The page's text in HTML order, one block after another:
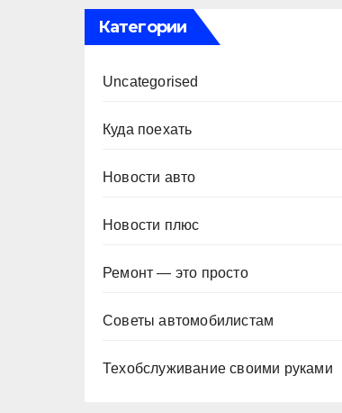
Категории
Uncategorised
Куда поехать
Новости авто
Новости плюс
Ремонт — это просто
Советы автомобилистам
Техобслуживание своими руками